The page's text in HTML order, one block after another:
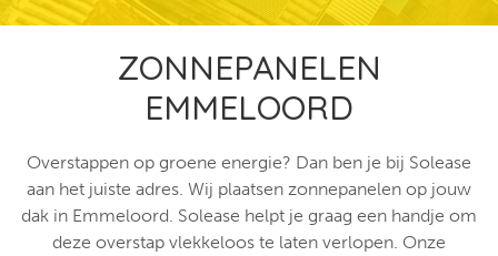
ZONNEPANELEN
EMMELOORD
Overstappen op groene energie? Dan ben je bij Solease
aan het juiste adres. Wij plaatsen zonnepanelen op jouw
dak in Emmeloord. Solease helpt je graag een handje om
deze overstap vlekkeloos te laten verlopen. Onze